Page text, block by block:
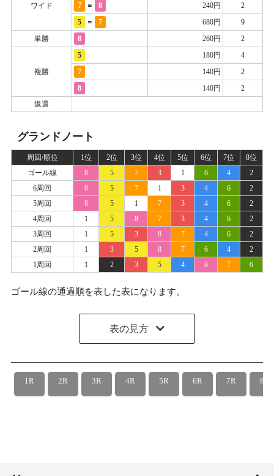
ワイド
7
= 8 240円
2
5
= 7 680円
9
単勝
8 260円 2
複勝
5 180円
4
7
140円
2
8
140円
2
返還
グランドノート
周回/順位 1位 2位 3位 4位 5位 6位 7位
8位
ゴール線
8 5 7 3 1 6 4
2
6周回
8 5 7 1 3 4 6
2
5周回
8 5 1 7 3 4 6
2
4周回
1 5 8 7 3 4 6
2
3周回
1 5 3 8 7 4 6
2
2周回
1 3 5 8 7 6 4
2
1周回
1 2 3 5 4 8 7 6
ゴール線の通過順を表した表になります。
表の見方
1R 2R 3R 4R 5R 6R 7R 8R